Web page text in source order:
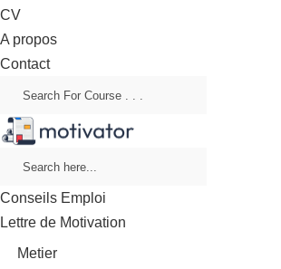
CV
A propos
Contact
Conseils Emploi
Lettre de Motivation
Metier